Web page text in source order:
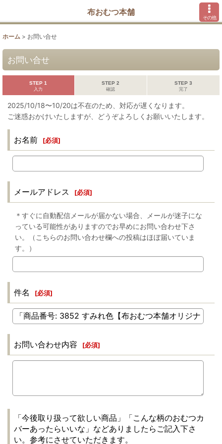
布おむつ本舗
その他
ホーム > お問い合せ
お問い合せ
STEP 1
入力
STEP 2
確認
STEP 3
完了
2025/10/18〜10/20は不在のため、対応が遅くなります。
ご迷惑おかけいたしますが、どうぞよろしくお願いいたします。
お名前 [必須]
メールアドレス [必須]
＊すぐに自動配信メールが届かない場合、メールが迷子にな
っている可能性がありますのでお早めにお問い合わせ下さ
い。（こちらのお問い合わせ欄への投稿はほぼ届いていま
す。）
件名 [必須]
お問い合わせ内容 [必須]
「今後取り扱って欲しい商品」「こんな柄のおむつカ
バーあったらいいな」などありましたらご記入下さ
い。参考にさせていただきます。